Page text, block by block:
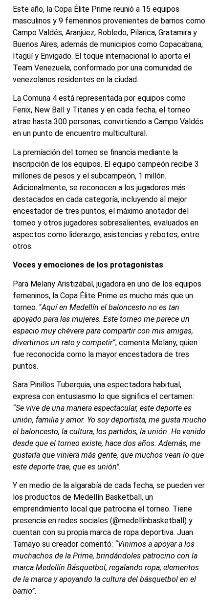
Este año, la Copa Élite Prime reunió a 15 equipos
masculinos y 9 femeninos provenientes de barrios como
Campo Valdés, Aranjuez, Robledo, Pilarica, Gratamira y
Buenos Aires, además de municipios como Copacabana,
Itagüí y Envigado. El toque internacional lo aporta el
Team Venezuela, conformado por una comunidad de
venezolanos residentes en la ciudad.
La Comuna 4 está representada por equipos como
Fenix, New Ball y Titanes y en cada fecha, el torneo
atrae hasta 300 personas, convirtiendo a Campo Valdés
en un punto de encuentro multicultural.
La premiación del torneo se financia mediante la
inscripción de los equipos. El equipo campeón recibe 3
millones de pesos y el subcampeón, 1 millón.
Adicionalmente, se reconocen a los jugadores más
destacados en cada categoría, incluyendo al mejor
encestador de tres puntos, el máximo anotador del
torneo y otros jugadores sobresalientes, evaluados en
aspectos como liderazgo, asistencias y rebotes, entre
otros.
Voces y emociones de los protagonistas
Para Melany Aristizábal, jugadora en uno de los equipos
femeninos, la Copa Élite Prime es mucho más que un
torneo. “Aquí en Medellín el baloncesto no es tan
apoyado para las mujeres. Este torneo me parece un
espacio muy chévere para compartir con mis amigas,
divertirnos un rato y competir”, comenta Melany, quien
fue reconocida como la mayor encestadora de tres
puntos.
Sara Pinillos Tuberquia, una espectadora habitual,
expresa con entusiasmo lo que significa el certamen:
“Se vive de una manera espectacular, este deporte es
unión, familia y amor. Yo soy deportista, me gusta mucho
el baloncesto, la cultura, los partidos, la unión. He venido
desde que el torneo existe, hace dos años. Además, me
gustaría que viniera más gente, que muchos vean lo que
este deporte trae, que es unión”.
Y en medio de la algarabía de cada fecha, se pueden ver
los productos de Medellín Basketball, un
emprendimiento local que patrocina el torneo. Tiene
presencia en redes sociales (@medellinbasketball) y
cuentan con su propia marca de ropa deportiva. Juan
Tamayo su creador comentó: “Vinimos a apoyar a los
muchachos de la Prime, brindándoles patrocino con la
marca Medellín Básquetbol, regalando ropa, elementos
de la marca y apoyando la cultura del básquetbol en el
barrio”.